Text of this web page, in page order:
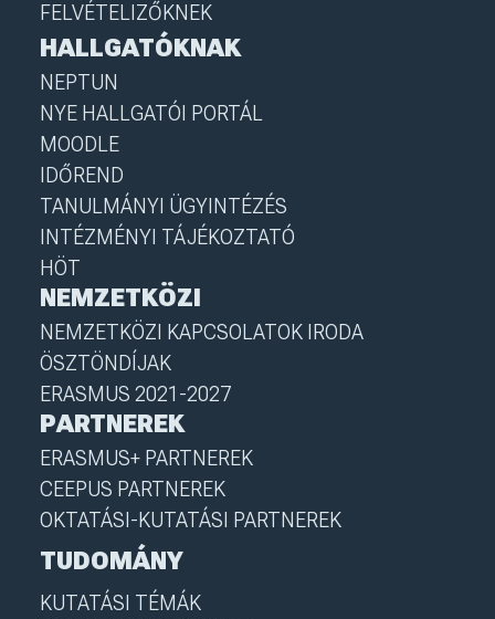
FELVÉTELIZŐKNEK
HALLGATÓKNAK
NEPTUN
NYE HALLGATÓI PORTÁL
MOODLE
IDŐREND
TANULMÁNYI ÜGYINTÉZÉS
INTÉZMÉNYI TÁJÉKOZTATÓ
HÖT
NEMZETKÖZI
NEMZETKÖZI KAPCSOLATOK IRODA
ÖSZTÖNDÍJAK
ERASMUS 2021-2027
PARTNEREK
ERASMUS+ PARTNEREK
CEEPUS PARTNEREK
OKTATÁSI-KUTATÁSI PARTNEREK
TUDOMÁNY
KUTATÁSI TÉMÁK